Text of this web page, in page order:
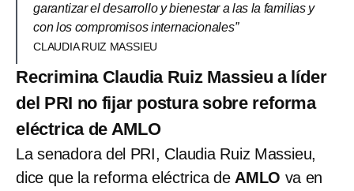
garantizar el desarrollo y bienestar a las la familias y
con los compromisos internacionales”
CLAUDIA RUIZ MASSIEU
Recrimina Claudia Ruiz Massieu a líder
del PRI no fijar postura sobre reforma
eléctrica de AMLO
La senadora del PRI, Claudia Ruiz Massieu,
dice que la reforma eléctrica de AMLO va en